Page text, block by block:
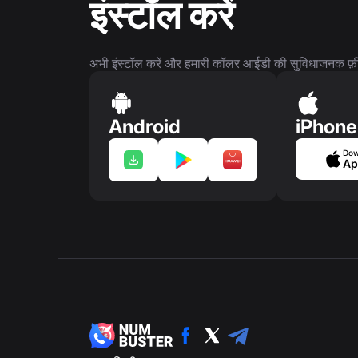
इंस्टॉल करें
अभी इंस्टॉल करें और हमारी कॉलर आईडी की सुविधाजनक
Android iPhone